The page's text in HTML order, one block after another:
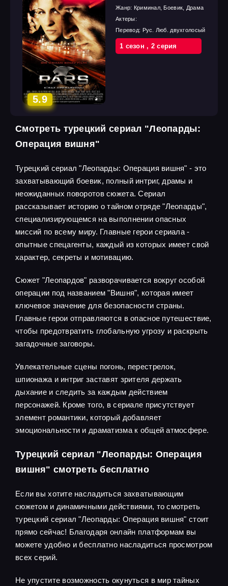
5.9
Жанр: Криминал, Боевик, Драма
Актеры:
Перевод: Рус. Люб. двухголосый
1 cезон, 2 cерия
Смотреть турецкий сериал "Леопарды:
Операция вишня"
Турецкий сериал "Леопарды: Операция вишня" - это
захватывающий боевик, полный интриг, драмы и
неожиданных поворотов сюжета. Сериал
рассказывает историю о тайном отряде "Леопарды",
специализирующемся на выполнении опасных
миссий по всему миру. Главные герои сериала -
опытные спецагенты, каждый из которых имеет свой
характер, секреты и мотивацию.
Сюжет "Леопардов" разворачивается вокруг особой
операции под названием "Вишня", которая имеет
ключевое значение для безопасности страны.
Главные герои отправляются в опасное путешествие,
чтобы предотвратить глобальную угрозу и раскрыть
загадочные заговоры.
Увлекательные сцены погонь, перестрелок,
шпионажа и интриг заставят зрителя держать
дыхание и следить за каждым действием
персонажей. Кроме того, в сериале присутствует
элемент романтики, который добавляет
эмоциональности и драматизма к общей атмосфере.
Турецкий сериал "Леопарды: Операция
вишня" смотреть бесплатно
Если вы хотите насладиться захватывающим
сюжетом и динамичными действиями, то смотреть
турецкий сериал "Леопарды: Операция вишня" стоит
прямо сейчас! Благодаря онлайн платформам вы
можете удобно и бесплатно насладиться просмотром
всех серий.
Не упустите возможность окунуться в мир тайных